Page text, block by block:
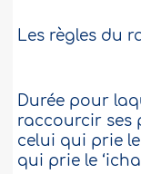
Les règles du
Durée pour
raccourcir ses
celui qui prie
qui prie le ‘icha